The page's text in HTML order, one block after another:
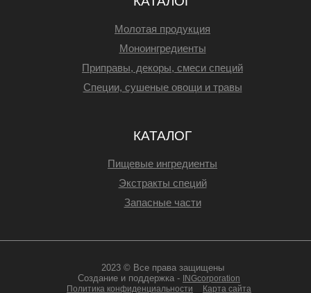
Молотая продукция
Моноингредиенты
Приправы, декоры, смеси специй
Специи, сушеные овощи и травы
КАТАЛОГ
Пищевые ингредиенты
Экстракты специй
Запасные части
2023 © Все права защищены
Создание и поддержка -
INGcorporation
Политика конфиденциальности
Карта сайта